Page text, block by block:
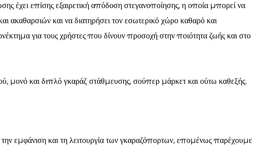
έχει επίσης εξαιρετική απόδοση στεγανοποίησης, η οποία μπορεί να
ακαθαρσιών και να διατηρήσει τον εσωτερικό χώρο καθαρό και
για τους χρήστες που δίνουν προσοχή στην ποιότητα ζωής και στο
μονό και διπλό γκαράζ στάθμευσης, σούπερ μάρκετ και ούτω καθεξής.
εμφάνιση και τη λειτουργία των γκαραζόπορτων, επομένως παρέχουμε